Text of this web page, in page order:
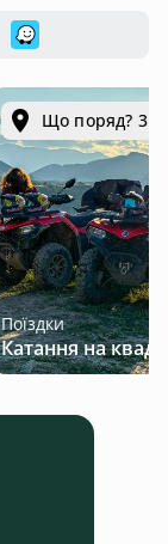
Що поряд? 3.3
Поїздки